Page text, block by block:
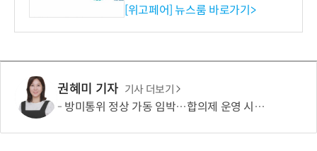
시엄 선정
[위고페어] 뉴스룸 바로가기>
권혜미 기자 기사 더보기
방미통위 정상 가동 임박…합의제 운영 시험대